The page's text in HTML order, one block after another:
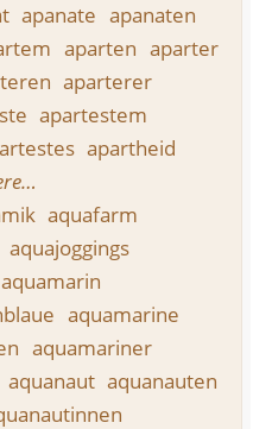
apanate apanaten
aparten aparter
aparterer
apartestem
apartheid
aquafarm
aquajoggings
aquamarin
aquamarine
aquamariner
aquanaut aquanauten